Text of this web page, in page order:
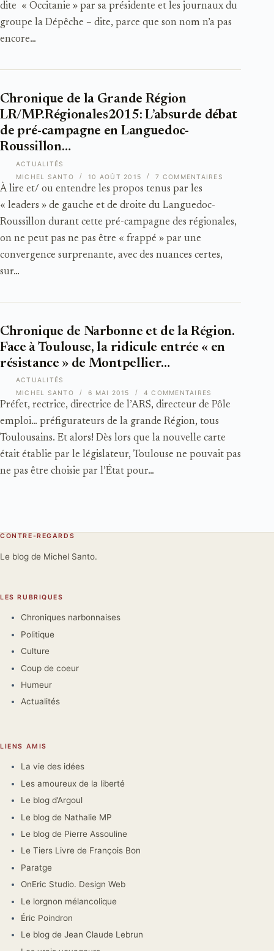
dite « Occitanie » par sa présidente et les journaux du
groupe la Dépêche – dite, parce que son nom n’a pas
encore…
ACTUALITÉS
Chronique de la Grande Région
LR/MP.Régionales2015: L’absurde débat
de pré-campagne en Languedoc-
Roussillon…
À lire et/ ou entendre les propos tenus par les
« leaders » de gauche et de droite du Languedoc-
Roussillon durant cette pré-campagne des régionales,
on ne peut pas ne pas être « frappé » par une
convergence surprenante, avec des nuances certes,
sur…
MICHEL SANTO 10 AOÛT 2015 7 COMMENTAIRES
ACTUALITÉS
Chronique de Narbonne et de la Région.
Face à Toulouse, la ridicule entrée « en
résistance » de Montpellier…
Préfet, rectrice, directrice de l’ARS, directeur de Pôle
emploi… préfigurateurs de la grande Région, tous
Toulousains. Et alors! Dès lors que la nouvelle carte
était établie par le législateur, Toulouse ne pouvait pas
ne pas être choisie par l’État pour…
MICHEL SANTO 6 MAI 2015 4 COMMENTAIRES
CONTRE-REGARDS
Le blog de Michel Santo.
LES RUBRIQUES
Chroniques narbonnaises
Politique
Culture
Coup de coeur
Humeur
Actualités
LIENS AMIS
La vie des idées
Les amoureux de la liberté
Le blog d’Argoul
Le blog de Nathalie MP
Le blog de Pierre Assouline
Le Tiers Livre de François Bon
Paratge
OnEric Studio. Design Web
Le lorgnon mélancolique
Éric Poindron
Le blog de Jean Claude Lebrun